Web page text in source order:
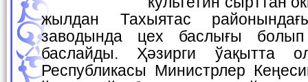
жылдан Тахыятас
заводында цех баслығы
баслайды. Ҳәзирги ўақытта
Республикасы Министрлер